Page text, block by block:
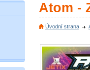
Atom -
Úvodní strana